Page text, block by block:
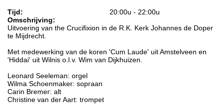
Tijd:
20:00u - 22:00u
Omschrijving:
Uitvoering van the Crucifixion in de R.K. Kerk Johannes de Doper
te Mijdrecht.
Met medewerking van de koren 'Cum Laude' uit Amstelveen en
'Hiddai' uit Wilnis o.l.v. Wim van Dijkhuizen.
Leonard Seeleman: orgel
Wilma Schoenmaker: sopraan
Carin Bremer: alt
Christine van der Aart: trompet